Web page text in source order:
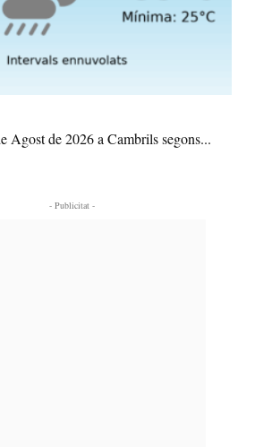
Agost de 2026 a Cambrils segons...
- Publicitat -